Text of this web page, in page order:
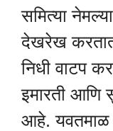
समित्या
देखरेख
निधी वाटप
इमारती आणि
आहे. यवतमाळ